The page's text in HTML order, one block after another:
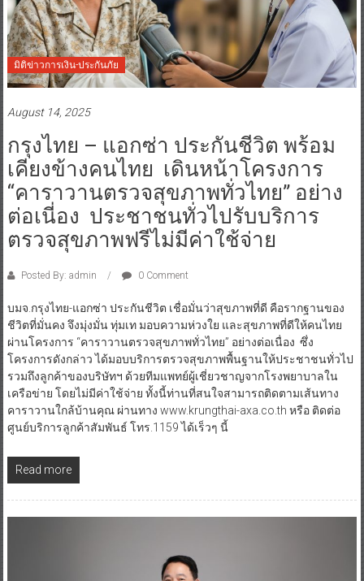
มิติข่าวการเงิน-ประกันภัย
August 14, 2025
กรุงไทย – แอกซ่า ประกันชีวิต พร้อม
เคียงข้างคนไทย เดินหน้าโครงการ
“คาราวานตรวจสุขภาพทั่วไทย” อย่าง
ต่อเนี่อง ประชาชนทั่วไปรับบริการ
ตรวจสุขภาพฟรีไม่มีค่าใช้จ่าย
Posted By: admin 0 Comment
บมจ.กรุงไทย-แอกซ่า ประกันชีวิต เชื่อมั่นว่าสุขภาพที่ดี คือรากฐานของ
ชีวิตที่มั่นคง จึงมุ่งมั่น ทุ่มเท มอบความห่วงใย และสุขภาพที่ดีให้คนไทย
ผ่านโครงการ “คาราวานตรวจสุขภาพทั่วไทย” อย่างต่อเนื่อง ซึ่ง
โครงการดังกล่าว ได้มอบบริการตรวจสุขภาพพื้นฐานให้ประชาชนทั่วไป
รวมถึงลูกค้าของบริษัทฯ ด้วยทีมแพทย์ผู้เชี่ยวชาญจากโรงพยาบาลใน
เครือข่าย โดยไม่มีค่าใช้จ่าย ทั้งนี้ท่านที่สนใจสามารถติดตามเส้นทาง
คาราวานใกล้บ้านคุณ ผ่านทาง www.krungthai-axa.co.th หรือ ติดต่อ
ศูนย์บริการลูกค้าสัมพันธ์ โทร.1159 ได้เร็วๆ นี้
Read more